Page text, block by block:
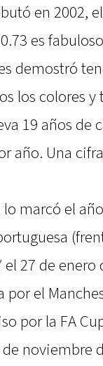
en 2002,
es
demostró
los colores y
19 años de
año. Una
marcó el
27 de enero
por el
por la FA
noviembre